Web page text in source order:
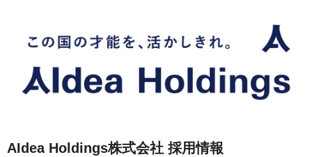
AIdea Holdings株式会社 採用情報